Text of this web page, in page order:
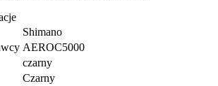
Shimano
AEROC5000
czarny
Czarny